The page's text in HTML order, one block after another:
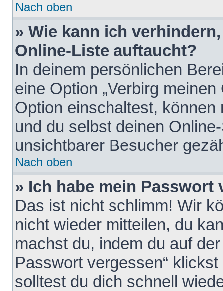
Nach oben
» Wie kann ich
Online-Liste auftaucht?
In deinem persönlichen
eine Option „Verbirg
Option einschaltest,
und du selbst deinen
unsichtbarer Besucher
Nach oben
» Ich habe mein Passwort
Das ist nicht schlimm! Wir
nicht wieder mitteilen, du
machst du, indem du auf
Passwort vergessen“
solltest du dich schnell